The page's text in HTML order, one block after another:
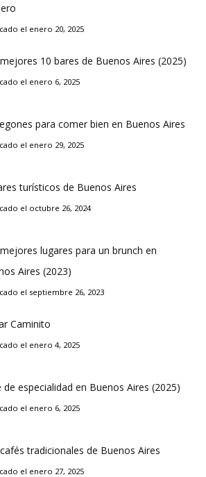
el enero 20, 2025
10 bares de Buenos Aires (2025)
el enero 6, 2025
para comer bien en Buenos Aires
el enero 29, 2025
turísticos de Buenos Aires
el octubre 26, 2024
lugares para un brunch en
Aires (2023)
el septiembre 26, 2023
Caminito
el enero 4, 2025
de especialidad en Buenos Aires (2025)
el enero 6, 2025
tradicionales de Buenos Aires
el enero 27, 2025